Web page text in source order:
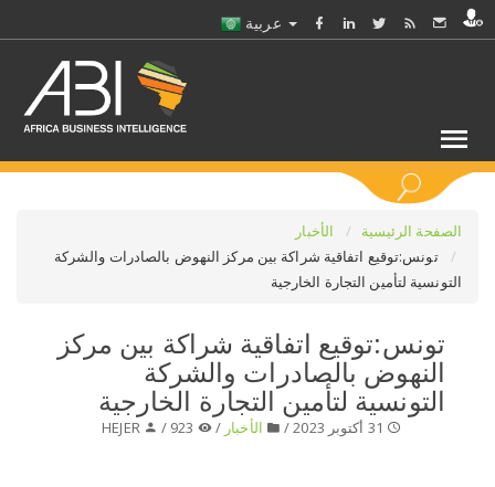
حدد ملفا
الصفحة الرئيسية
الأخبار
تونس:توقيع اتفاقية شراكة بين مركز النهوض بالصادرات والشركة
التونسية لتأمين التجارة الخارجية
تونس:توقيع اتفاقية شراكة بين مركز
النهوض بالصادرات والشركة
التونسية لتأمين التجارة الخارجية
الأخبار /
HEJER